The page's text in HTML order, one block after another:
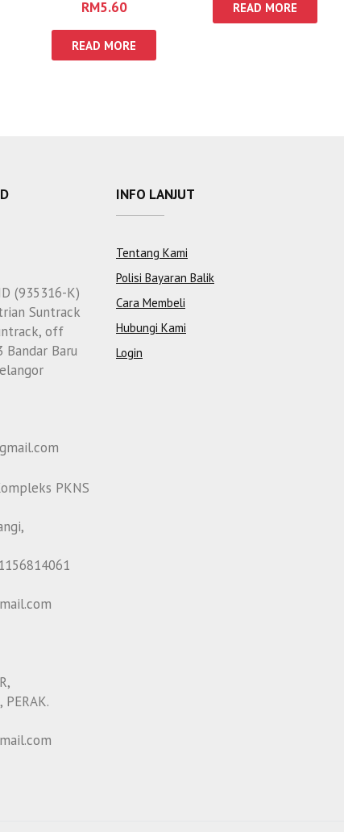
RM5.60
READ MORE
READ MORE
(935316-K)
Suntrack
off
Bandar Baru
PKNS
PERAK.
INFO LANJUT
Tentang Kami
Polisi Bayaran Balik
Cara Membeli
Hubungi Kami
Login